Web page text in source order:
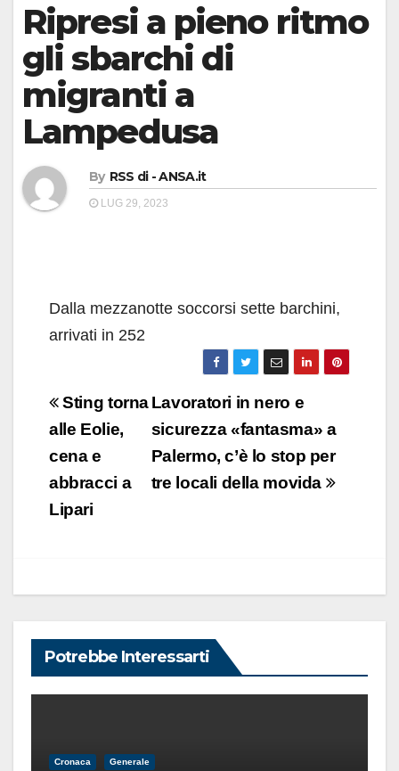
Ripresi a pieno ritmo
gli sbarchi di
migranti a
Lampedusa
By RSS di - ANSA.it
LUG 29, 2023
Dalla mezzanotte soccorsi sette barchini,
arrivati in 252
Navigazione
articoli
Lavoratori in nero e
sicurezza «fantasma» a
Palermo, c’è lo stop per
tre locali della movida
Sting torna
alle Eolie,
cena e
abbracci a
Lipari
Potrebbe Interessarti
Cronaca Generale